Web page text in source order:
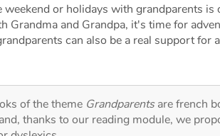
weekend or holidays with grandparents is
Grandma and Grandpa, it's time for
can also be a real support for
of the theme Grandparentsare french
thanks to our reading module, we